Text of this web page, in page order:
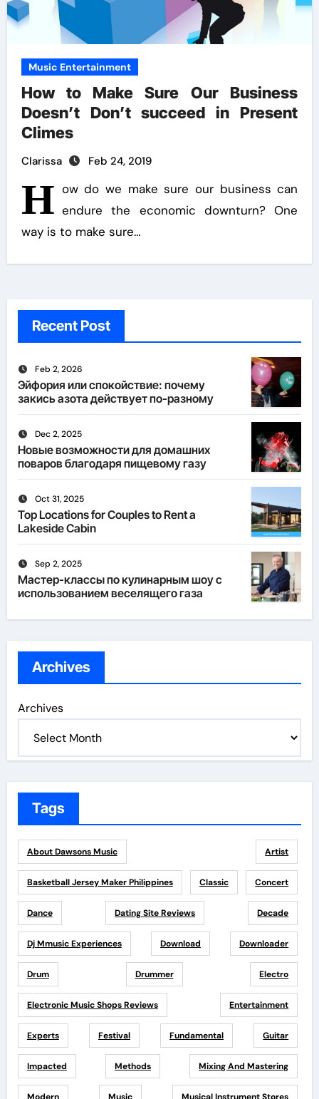
Music Entertainment
How to Make Sure Our Business
Doesn’t Don’t succeed in Present
Climes
Clarissa Feb 24, 2019
H ow do we make sure our business can
endure the economic downturn? One
way is to make sure…
Recent Post
Feb 2, 2026
Эйфория или спокойствие: почему
закись азота действует по-разному
Dec 2, 2025
Новые возможности для домашних
поваров благодаря пищевому газу
Oct 31, 2025
Top Locations for Couples to Rent a
Lakeside Cabin
Sep 2, 2025
Мастер-классы по кулинарным шоу с
использованием веселящего газа
Archives
Archives
Tags
About Dawsons Music Artist
Basketball Jersey Maker Philippines Classic Concert
Dance Dating Site Reviews Decade
Dj Mmusic Experiences Download Downloader
Drum Drummer Electro
Electronic Music Shops Reviews Entertainment
Experts Festival Fundamental Guitar
Impacted Methods Mixing And Mastering